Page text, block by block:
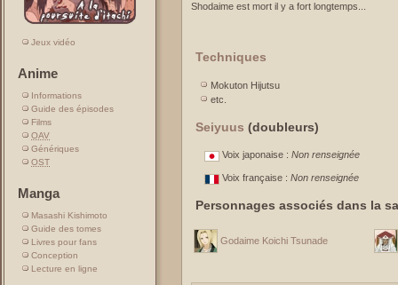
Jeux vidéo
Anime
Informations
Guide des épisodes
Films
OAV
Génériques
OST
Manga
Masashi Kishimoto
Guide des tomes
Livres pour fans
Conception
Lecture en ligne
Shodaime est mort il y a fort longtemps...
Techniques
Mokuton Hijutsu
etc.
Seiyuus (doubleurs)
Voix japonaise : Non renseignée
Voix française : Non renseignée
Personnages associés dans la
Godaime Koichi Tsunade